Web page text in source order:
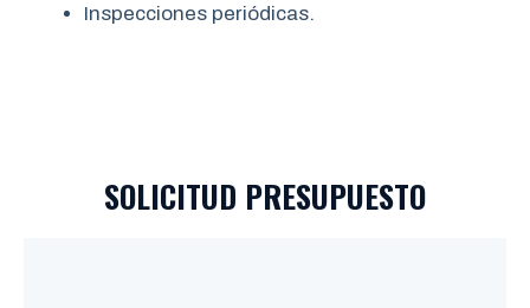
Inspecciones periódicas.
SOLICITUD PRESUPUESTO